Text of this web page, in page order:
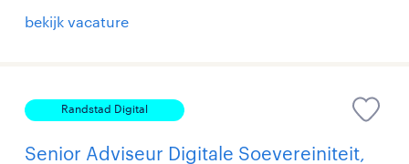
bekijk vacature
Randstad Digital
Senior Adviseur Digitale Soevereiniteit,